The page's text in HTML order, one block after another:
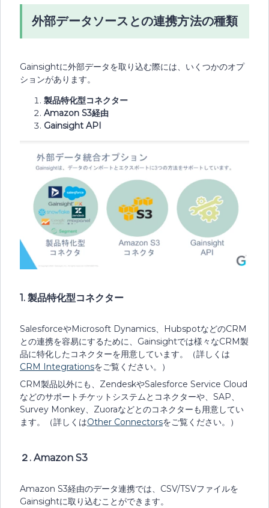
外部データソースとの連携方法の種類
Gainsightに外部データを取り込む際には、いくつかのオプ
ションがあります。
製品特化型コネクター
Amazon S3経由
Gainsight API
1. 製品特化型コネクター
SalesforceやMicrosoft Dynamics、HubspotなどのCRM
との連携を容易にするために、Gainsightでは様々なCRM製
品に特化したコネクターを用意しています。（詳しくは
CRM Integrationsをご覧ください。）
CRM製品以外にも、ZendeskやSalesforce Service Cloud
などのサポートチケットシステムとコネクターや、SAP、
Survey Monkey、Zuoraなどとのコネクターも用意してい
ます。（詳しくはOther Connectorsをご覧ください。）
２. Amazon S3
Amazon S3経由のデータ連携では、CSV/TSVファイルを
Gainsightに取り込むことができます。